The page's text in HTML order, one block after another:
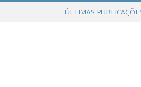
ÚLTIMAS